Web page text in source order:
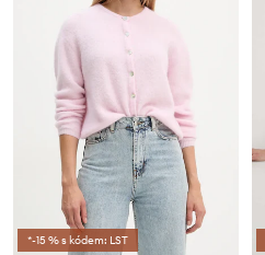
*-15 % s kódem: LST